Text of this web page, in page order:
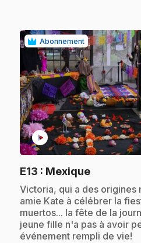
Abonnement
play_circle
E13 : Mexique.
.Victoria, qui a des origines
amie Kate à célébrer la
muertos... la fête de la
jeune fille n'a pas à avoir
événement rempli de vie!